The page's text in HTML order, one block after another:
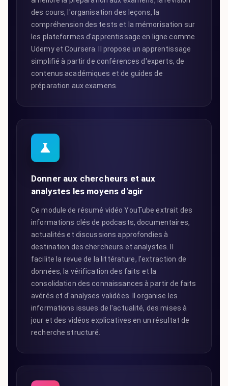
des cours, l'organisation des leçons, la
compréhension des tests et la mémorisation sur
les plateformes d'apprentissage en ligne comme
Udemy et Coursera. Il propose un apprentissage
simplifié à partir de conférences d'experts, de
contenus académiques et de guides de
préparation aux examens.
Donner aux chercheurs et aux
analystes les moyens d'agir
Ce module de résumé vidéo YouTube extrait des
informations clés de podcasts, documentaires,
actualités et discussions approfondies à
destination des chercheurs et analystes. Il
facilite la revue de la littérature, l'extraction de
données, la vérification des faits et la
consolidation des connaissances à partir de faits
avérés et d'analyses validées. Il organise les
informations issues de l'actualité, des mises à
jour et des vidéos explicatives en un résultat de
recherche structuré.